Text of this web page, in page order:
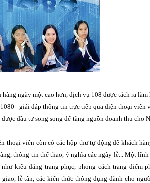
ngày một cao hơn, dịch vụ 108 được tách ra làm
- giải đáp thông tin trực tiếp qua điện thoại viên
đầu tư song song để tăng nguồn doanh thu cho
thoại viên còn có các hộp thư tự động để khách
thông tin thể thao, ý nghĩa các ngày lễ... Một
kiểu dáng trang phục, phong cách trang điểm
lễ tân, các kiến thức thông dụng dành cho